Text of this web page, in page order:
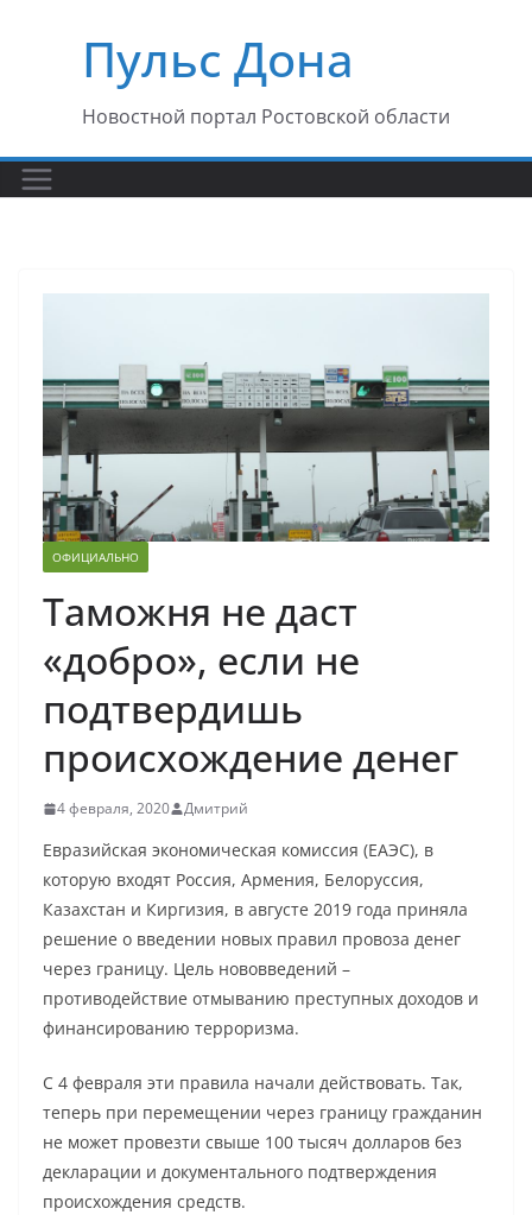
содержимомуПульс Дона
Новостной портал Ростовской области
ОФИЦИАЛЬНО
Таможня не даст
«добро», если не
подтвердишь
происхождение денег
4 февраля, 2020 Дмитрий
Евразийская экономическая комиссия (ЕАЭС), в
которую входят Россия, Армения, Белоруссия,
Казахстан и Киргизия, в августе 2019 года приняла
решение о введении новых правил провоза денег
через границу. Цель нововведений –
противодействие отмыванию преступных доходов и
финансированию терроризма.
C 4 февраля эти правила начали действовать. Так,
теперь при перемещении через границу гражданин
не может провезти свыше 100 тысяч долларов без
декларации и документального подтверждения
происхождения средств.